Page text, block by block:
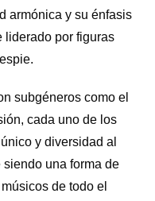
armónica y su énfasis
liderado por figuras
subgéneros como el
cada uno de los
y diversidad al
una forma de
de todo el